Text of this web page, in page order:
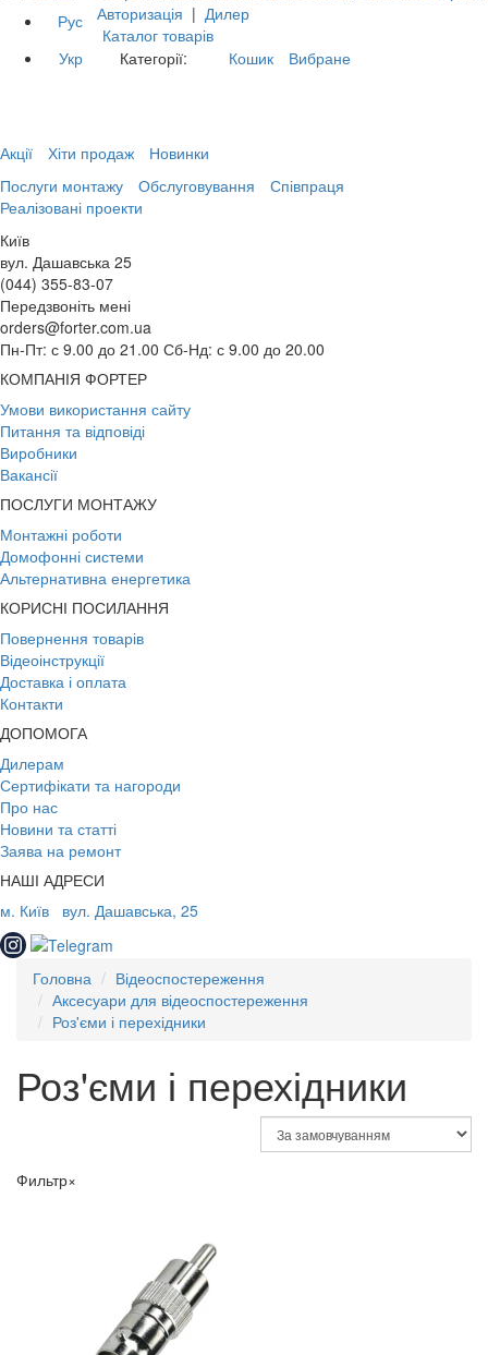
Рус
Укр
Авторизація | Дилер
Каталог товарів
Категорії:
Кошик Вибране
Акції Хіти продаж
Новинки
Послуги монтажу
Обслуговування
Співпраця
Реалізовані проекти
Київ
вул. Дашавська 25
(044) 355-83-07
Передзвоніть мені
orders@forter.com.ua
Пн-Пт: с 9.00 до 21.00 Сб-Нд: с 9.00 до 20.00
КОМПАНІЯ ФОРТЕР
Умови використання сайту
Питання та відповіді
Виробники
Вакансії
ПОСЛУГИ МОНТАЖУ
Монтажні роботи
Домофонні системи
Альтернативна енергетика
КОРИСНІ ПОСИЛАННЯ
Повернення товарів
Відеоінструкції
Доставка і оплата
Контакти
ДОПОМОГА
Дилерам
Сертифікати та нагороди
Про нас
Новини та статті
Заява на ремонт
НАШІ АДРЕСИ
м. Київ
вул. Дашавська, 25
Головна
Відеоспостереження
Аксесуари для відеоспостереження
Роз'єми і перехідники
Роз'єми і перехідники
Фильтр×